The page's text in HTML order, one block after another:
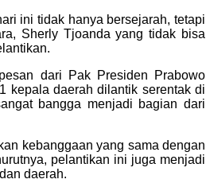
ini tidak hanya bersejarah, tetapi
Sherly Tjoanda yang tidak bisa
dari Pak Presiden Prabowo
kepala daerah dilantik serentak di
bangga menjadi bagian dari
kebanggaan yang sama dengan
pelantikan ini juga menjadi
daerah.